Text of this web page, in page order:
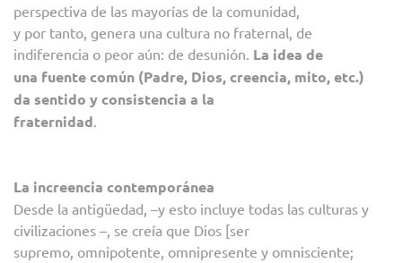
perspectiva de las mayorías de la comunidad,
y por tanto, genera una cultura no fraternal, de
indiferencia o peor aún: de desunión. La idea de
una fuente común (Padre, Dios, creencia, mito, etc.)
da sentido y consistencia a la
fraternidad.
La increencia contemporánea
Desde la antigüedad, –y esto incluye todas las culturas y
civilizaciones –, se creía que Dios [ser
supremo, omnipotente, omnipresente y omnisciente;​